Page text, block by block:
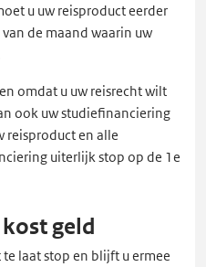
u uw reisproduct eerder
de maand waarin uw
omdat u uw reisrecht wilt
ook uw studiefinanciering
reisproduct en alle
uiterlijk stop op de 1e
geld
laat stop en blijft u ermee